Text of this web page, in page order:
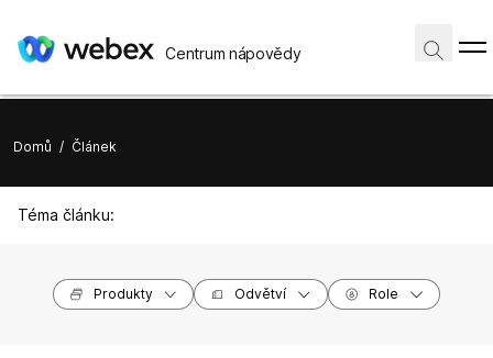
Centrum nápovědy
Domů / Článek
Téma článku:
Produkty Odvětví Role